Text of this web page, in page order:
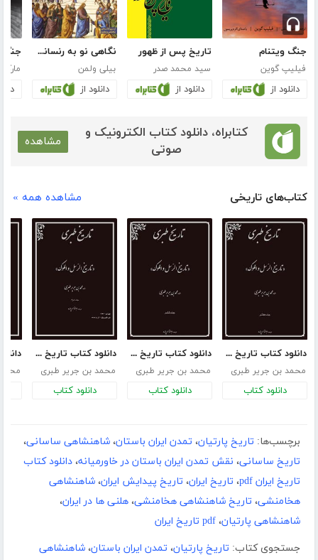
جنگ ویتنام
فیلیپ گوین
دانلود از
تاریخ پس از ظهور
سید محمد صدر
دانلود از
نگاهی نو به رنسانس
بیلی ولمن
دانلود از
کتابراه، دانلود کتاب الکترونیک و
صوتی
مشاهده
کتاب‌های تاریخی مشاهده همه »
دانلود کتاب تاریخ طبری - جلد هفتم
محمد بن جریر طبری
دانلود کتاب
دانلود کتاب تاریخ طبری - جلد ششم
محمد بن جریر طبری
دانلود کتاب
دانلود کتاب تاریخ طبری - جلد دوم
محمد بن جریر طبری
دانلود کتاب
برچسب‌ها: تاریخ پارتیان، تمدن ایران باستان، شاهنشاهی ساسانی،
تاریخ ساسانی، نقش تمدن ایران باستان در خاورمیانه، دانلود کتاب
تاریخ ایران pdf
، تاریخ ایران، تاریخ پیدایش ایران، شاهنشاهی
هخامنشی، تاریخ شاهنشاهی هخامنشی، هلنی ها در ایران،
شاهنشاهی پارتیان، pdf تاریخ ایران
جستجوی کتاب: تاریخ پارتیان، تمدن ایران باستان، شاهنشاهی